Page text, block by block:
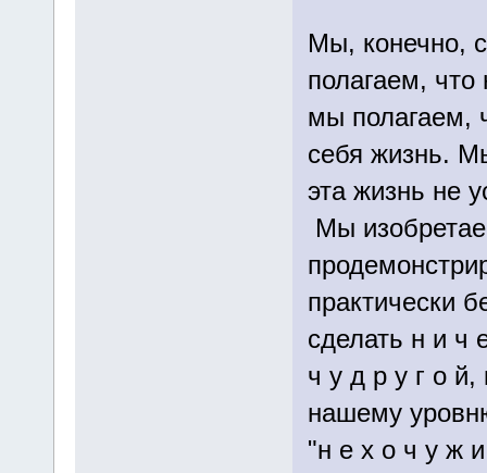
Мы, конечно,
полагаем,
мы полагаем,
себя жизнь.
эта жизнь не
Мы
практически
сделать н и ч
ч у д р у г о
нашему
"н е х о ч у ж